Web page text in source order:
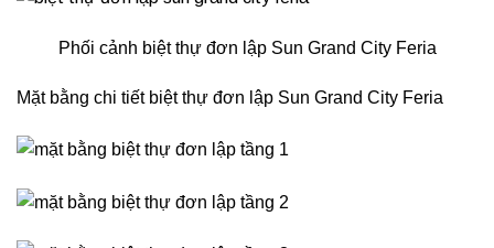
Phối cảnh biệt thự đơn lập Sun Grand City Feria
Mặt bằng chi tiết biệt thự đơn lập Sun Grand City Feria